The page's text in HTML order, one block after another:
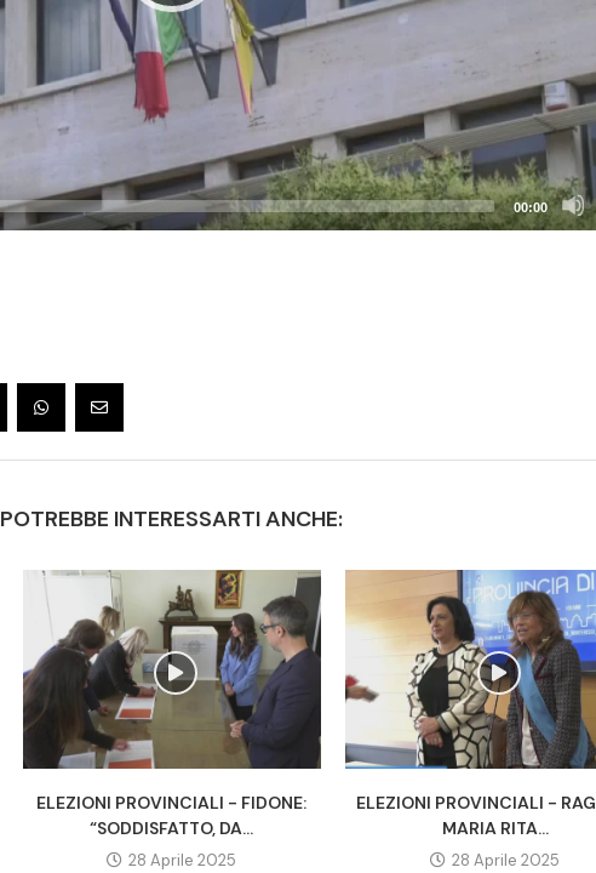
00:00
POTREBBE INTERESSARTI ANCHE:
ELEZIONI PROVINCIALI - FIDONE:
“SODDISFATTO, DA...
28 Aprile 2025
ELEZIONI PROVINCIALI -
MARIA RITA...
28 Aprile 2025